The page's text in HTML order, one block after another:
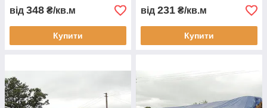
від 348 ₴/кв.м
Купити
від 231 ₴/кв.м
Купити